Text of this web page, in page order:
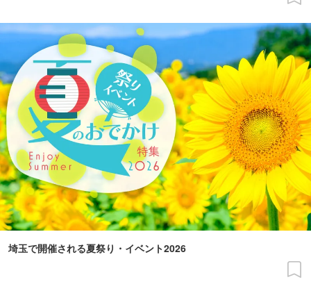
埼玉で開催される夏祭り・イベント2026